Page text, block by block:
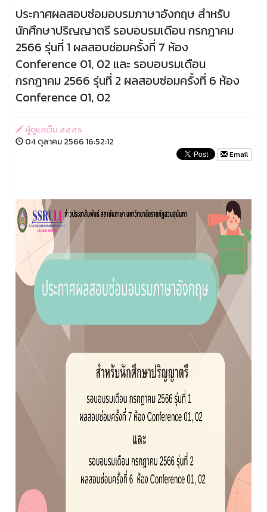
ประกาศผลสอบซ่อมอบรมภาษาอังกฤษ สำหรับ
นักศึกษาปริญญาตรี รอบอบรมเดือน กรกฎาคม
2566 รุ่นที่ 1 ผลสอบซ่อมครั้งที่ 7 ห้อง
Conference 01, 02 และ รอบอบรมเดือน
กรกฎาคม 2566 รุ่นที่ 2 ผลสอบซ่อมครั้งที่ 6 ห้อง
Conference 01, 02
ผู้ดูแลเว็บ สสสร
04 ตุลาคม 2566 16:52:12
Email